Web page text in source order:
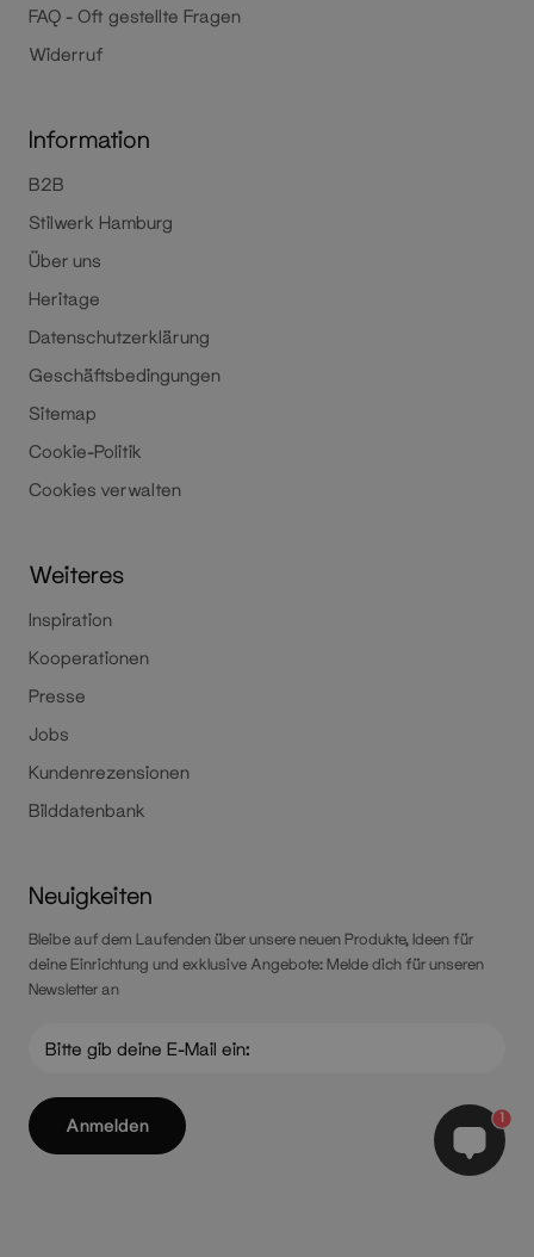
FAQ - Oft gestellte Fragen
Widerruf
Information
B2B
Stilwerk Hamburg
Über uns
Heritage
Datenschutzerklärung
Geschäftsbedingungen
Sitemap
Cookie-Politik
Cookies verwalten
Weiteres
Inspiration
Kooperationen
Presse
Jobs
Kundenrezensionen
Bilddatenbank
Neuigkeiten
Bleibe auf dem Laufenden über unsere neuen Produkte, Ideen für
deine Einrichtung und exklusive Angebote: Melde dich für unseren
Newsletter an
Anmelden 1